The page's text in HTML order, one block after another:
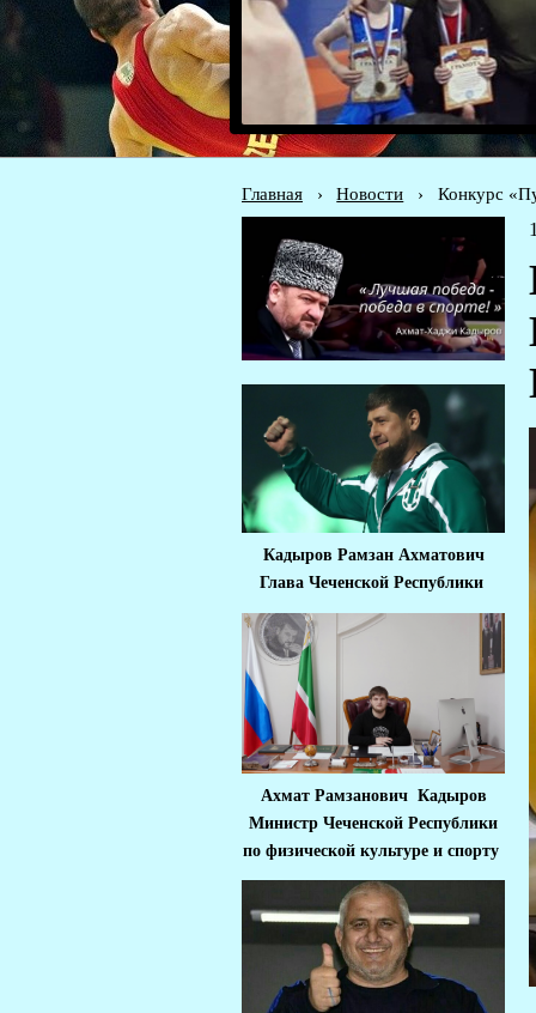
Главная › Новости › Конкурс
Кадыров Рамзан Ахматович
Глава Чеченской Республики
Ахмат Рамзанович Кадыров
Министр Чеченской Республики
по физической культуре и спорту